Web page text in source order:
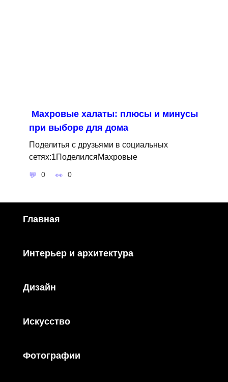
Махровые халаты: плюсы и минусы
при выборе для дома
Поделитья с друзьями в социальных
сетях:1ПоделилсяМахровые
0 0
Главная
Интерьер и архитектура
Дизайн
Искусство
Фотографии